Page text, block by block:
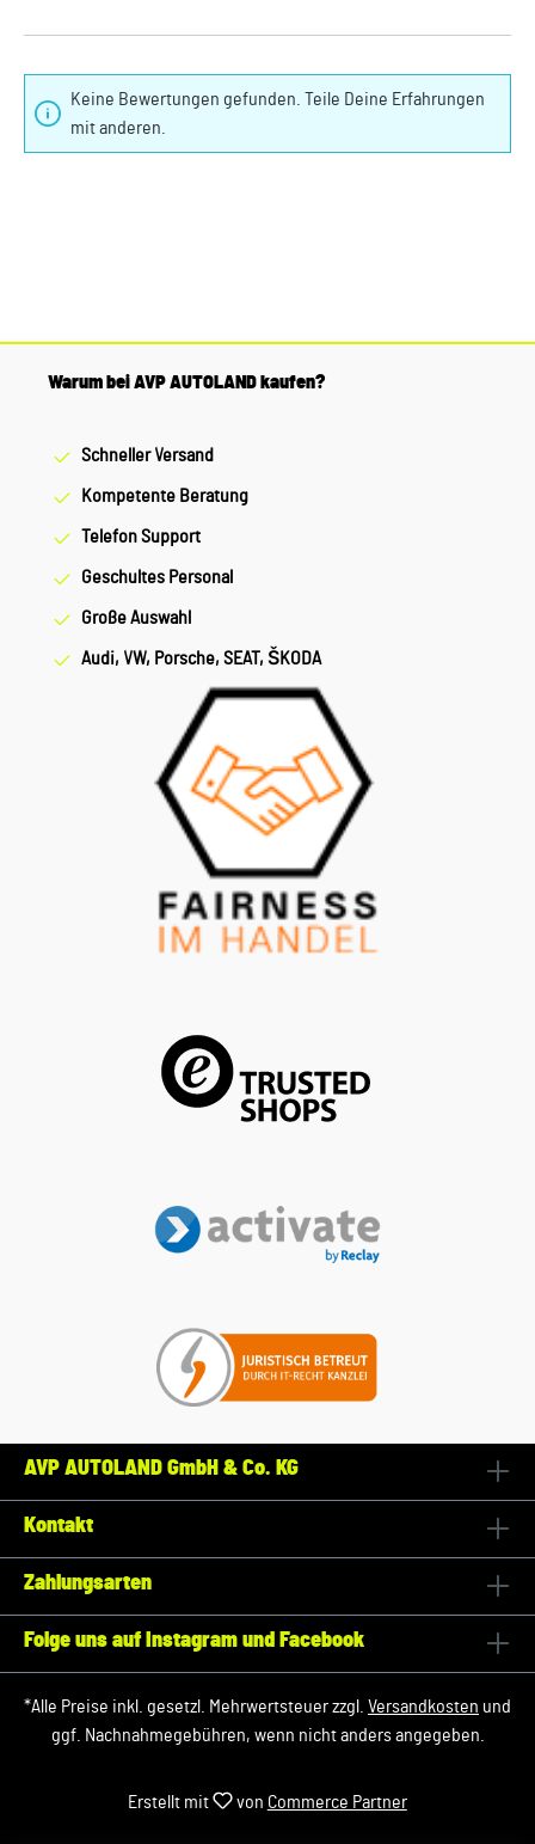
Keine Bewertungen gefunden. Teile Deine Erfahrungen
mit anderen.
Warum bei AVP AUTOLAND kaufen?
Schneller Versand
Kompetente Beratung
Telefon Support
Geschultes Personal
Große Auswahl
Audi, VW, Porsche, SEAT, ŠKODA
AVP AUTOLAND GmbH & Co. KG
Kontakt
Zahlungsarten
Folge uns auf Instagram und Facebook
*Alle Preise inkl. gesetzl. Mehrwertsteuer zzgl. Versandkosten und
ggf. Nachnahmegebühren, wenn nicht anders angegeben.
Erstellt mit von Commerce Partner